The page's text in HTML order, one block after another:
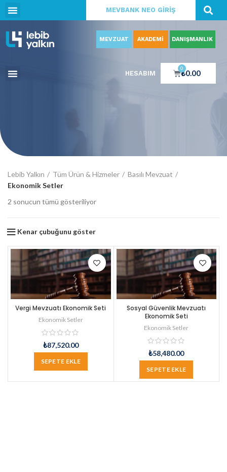
MEVBANK NEO GİRİŞ
MEVZUAT AKADEMİ DANIŞMANLIK
HESABIM ₺0.00
0
Lebib Yalkın Tüm Ürün & Hizmeler
Basılı Mevzuat
Ekonomik Setler
2 sonucun tümü gösteriliyor
Kenar çubuğunu göster
Vergi Mevzuatı Ekonomik Seti
Ekonomik Setler
₺87,520.00
SEPETE EKLE
Sosyal Güvenlik Mevzuatı
Ekonomik Seti
Ekonomik Setler
₺58,480.00
SEPETE EKLE